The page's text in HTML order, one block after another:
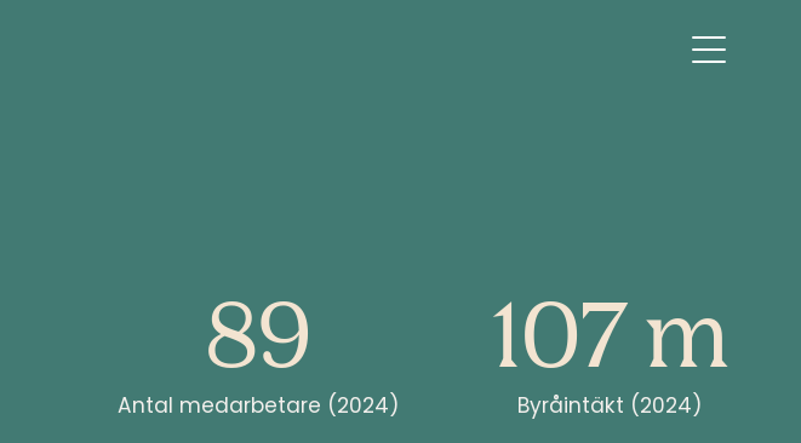
89
Antal medarbetare (2024)
107 m
Byråintäkt (2024)